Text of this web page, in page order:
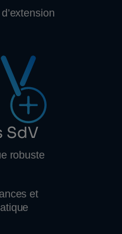
SdV
robuste
et